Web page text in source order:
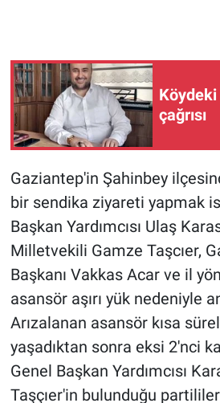
çağrısı
Gaziantep'in Şahinbey
bir sendika ziyareti yapmak
Başkan Yardımcısı Ulaş
Milletvekili Gamze Taşcıer,
Başkanı Vakkas Acar ve il
asansör aşırı yük nedeniyle
Arızalanan asansör kısa
yaşadıktan sonra eksi 2'nci
Genel Başkan Yardımcısı
Taşçıer'in bulunduğu partililer